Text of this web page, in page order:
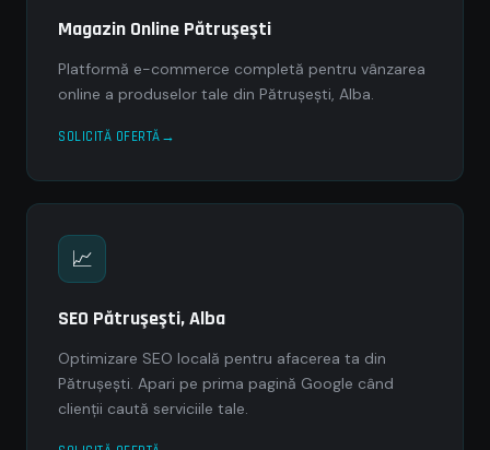
Magazin Online Pătruşeşti
Platformă e-commerce completă pentru vânzarea
online a produselor tale din Pătruşeşti, Alba.
SOLICITĂ OFERTĂ
📈
SEO Pătruşeşti, Alba
Optimizare SEO locală pentru afacerea ta din
Pătruşeşti. Apari pe prima pagină Google când
clienții caută serviciile tale.